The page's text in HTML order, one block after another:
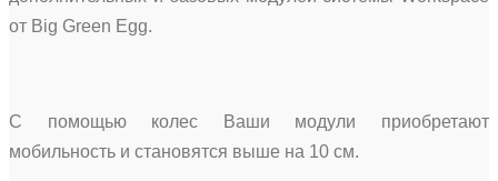
от Big Green Egg.
С помощью колес Ваши модули приобретают
мобильность и становятся выше на 10 см.